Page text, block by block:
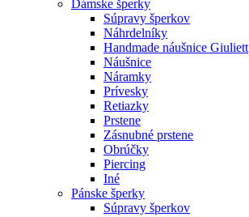
Dámske šperky
Súpravy šperkov
Náhrdelníky
Handmade náušnice Giuliett
Náušnice
Náramky
Prívesky
Retiazky
Prstene
Zásnubné prstene
Obrúčky
Piercing
Iné
Pánske šperky
Súpravy šperkov